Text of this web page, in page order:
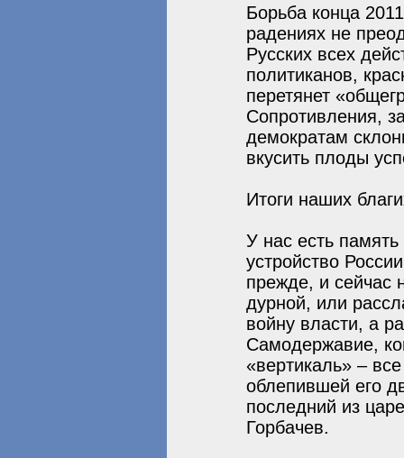
Борьба конца
радениях не
Русских всех
политиканов,
перетянет
Сопротивления,
демократам
вкусить плоды
Итоги наших
У нас есть
устройство
прежде, и сейчас
дурной, или
войну власти, а
Самодержавие,
«вертикаль» –
облепившей его
последний из
Горбачев.